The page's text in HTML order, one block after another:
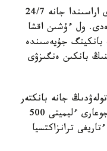
ۇلتتىق بانك مالىمەتىنشە، سەرۆيس ۇيالى تەلەفون نومىرىمەن ءتۇرلى بانكتەردىڭ كليەنتتەرى اراسىندا جانە 24/7
ول ءۇشىن اقشا
بانكينگ جۇيەسىندە
بانكىن ەنگىزۋى
جانە بانكتەر
كليەنتتەرىنىڭ تاراپىنان اۋدارىمدى الۋىنىڭ ءتۇرلى قۇرالدارى بار. ءبىر ترانزاكتسيانىڭ ەڭ جوعارى ءليميتى 500
ترانزاكتسيا